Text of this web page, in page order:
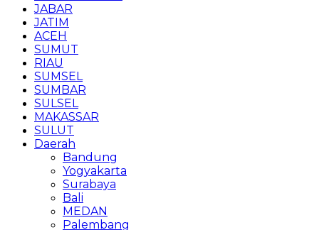
JABAR
JATIM
ACEH
SUMUT
RIAU
SUMSEL
SUMBAR
SULSEL
MAKASSAR
SULUT
Daerah
Bandung
Yogyakarta
Surabaya
Bali
MEDAN
Palembang